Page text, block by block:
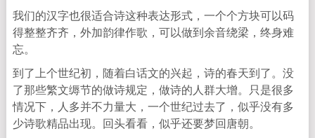
我们的汉字也很适合诗这种表达形式，一个个方块可以码
得整整齐齐，外加韵律作歌，可以做到余音绕梁，终身难
忘。
到了上个世纪初，随着白话文的兴起，诗的春天到了。没
了那些繁文缛节的做诗规定，做诗的人群大增。只是很多
情况下，人多并不力量大，一个世纪过去了，似乎没有多
少诗歌精品出现。回头看看，似乎还要梦回唐朝。